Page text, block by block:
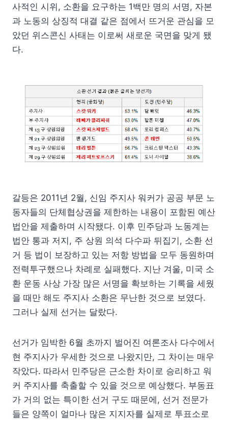
사적인 시위, 소환을 요구하는 1백만 명의 서명, 자본
과 노동의 상징적 대결 같은 점에서 뜨거운 관심을 모
았던 위스콘신 사태는 이로써 새로운 국면을 맞게 됐
다.
갈등은 2011년 2월, 신임 주지사 워커가 공공 부문 노
동자들의 단체협상권을 제한하는 내용이 포함된 예산
법안을 제출하며 시작됐다. 이후 민주당과 노동계는
법안 통과 저지, 주 상원 의석 다수파 뒤집기, 소환 선
거 등 법이 보장하고 있는 저항 방법을 모두 동원하며
전력투구했으나 차례로 실패했다. 지난 겨울, 미국 소
환 운동 사상 가장 많은 서명을 확보하는 기록을 세웠
을 때만 해도 주지사 소환은 무난한 것으로 보였다.
그러나 실제 선거는 달랐다.
선거가 임박한 6월 초까지 벌어진 여론조사 다수에서
현 주지사가 우세한 것으로 나왔지만, 그 차이는 매우
작았다. 따라서 민주당은 근소한 차이로 승리하고 워
커 주지사를 축출할 수 있을 것으로 예상했다. 부동표
가 거의 없는 특이한 선거 구도 때문에, 선거 전문가
들은 양쪽이 얼마나 많은 지지자를 실제로 투표소로